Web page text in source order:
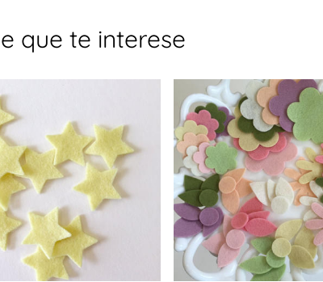
que te interese